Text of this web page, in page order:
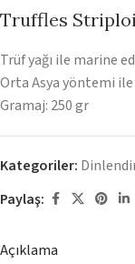
Truffles
Trüf yağı ile marine
Orta Asya yöntemi
Gramaj: 250 gr
Kategoriler:
Paylaş:
Açıklama